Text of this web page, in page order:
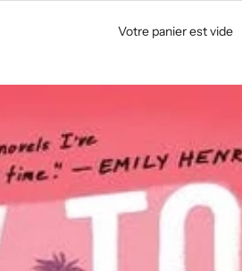
Votre panier est vide